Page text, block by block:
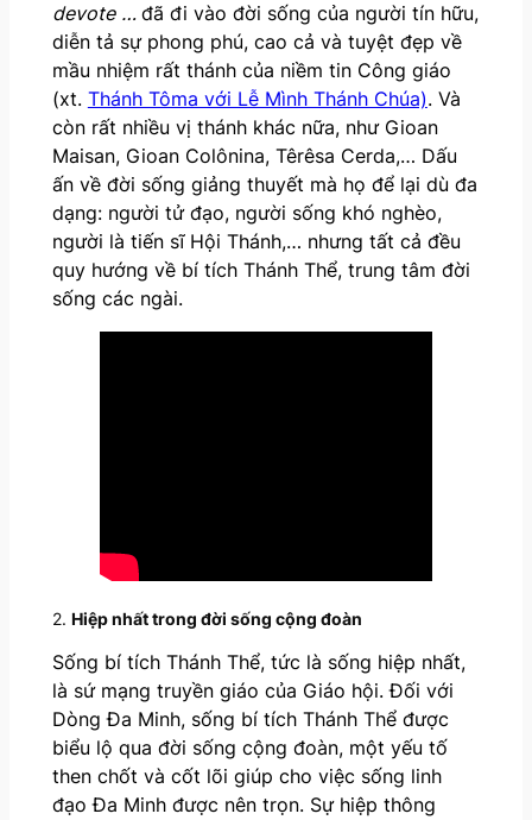
devote … đã đi vào đời sống của người tín hữu,
diễn tả sự phong phú, cao cả và tuyệt đẹp về
mầu nhiệm rất thánh của niềm tin Công giáo
(xt. Thánh Tôma với Lễ Mình Thánh Chúa). Và
còn rất nhiều vị thánh khác nữa, như Gioan
Maisan, Gioan Colônina, Têrêsa Cerda,… Dấu
ấn về đời sống giảng thuyết mà họ để lại dù đa
dạng: người tử đạo, người sống khó nghèo,
người là tiến sĩ Hội Thánh,… nhưng tất cả đều
quy hướng về bí tích Thánh Thể, trung tâm đời
sống các ngài.
2. Hiệp nhất trong đời sống cộng đoàn
Sống bí tích Thánh Thể, tức là sống hiệp nhất,
là sứ mạng truyền giáo của Giáo hội. Đối với
Dòng Đa Minh, sống bí tích Thánh Thể được
biểu lộ qua đời sống cộng đoàn, một yếu tố
then chốt và cốt lõi giúp cho việc sống linh
đạo Đa Minh được nên trọn. Sự hiệp thông